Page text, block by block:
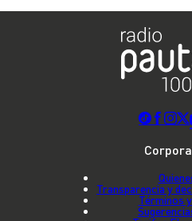
Transparencia y
Términos